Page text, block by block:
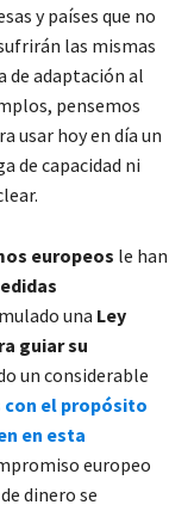
y países que no
las mismas
de adaptación al
pensemos
usar hoy en día un
de capacidad ni
europeos le han
una Ley
guiar su
un considerable
con el propósito
en esta
europeo
dinero se